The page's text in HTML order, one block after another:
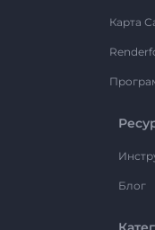
Карта
Блог